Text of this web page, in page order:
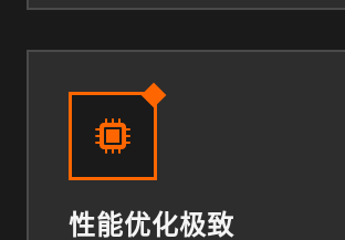
性能优化极致